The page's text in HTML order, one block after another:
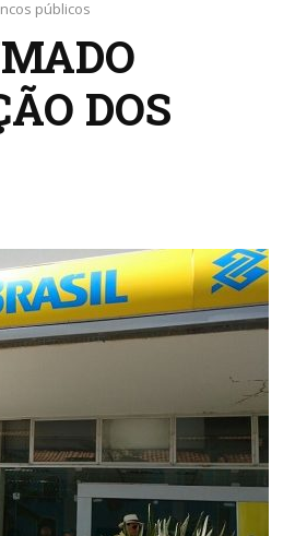
públicos
DOS